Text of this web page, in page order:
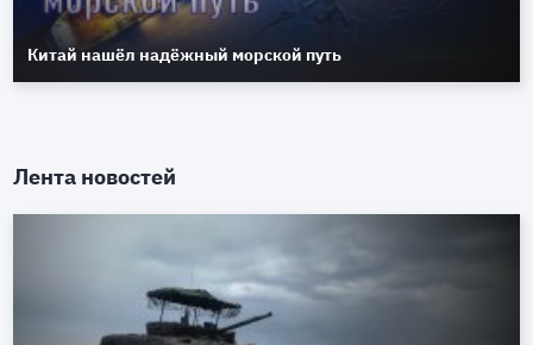
Китай нашёл надёжный морской путь
Лента новостей